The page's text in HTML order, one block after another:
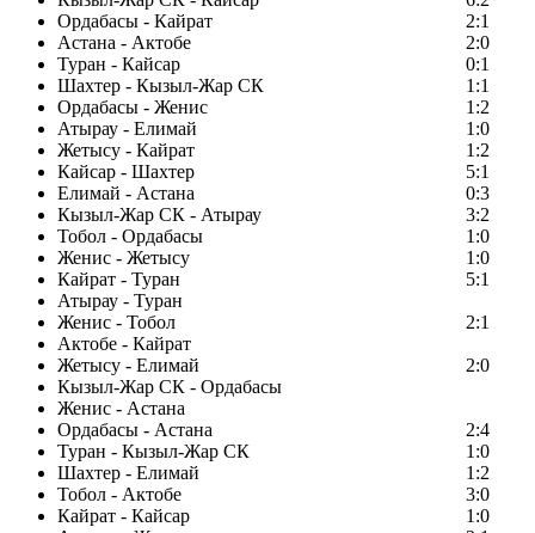
Ордабасы - Кайрат
2:1
Астана - Актобе
2:0
Туран - Кайсар
0:1
Шахтер - Кызыл-Жар СК
1:1
Ордабасы - Женис
1:2
Атырау - Елимай
1:0
Жетысу - Кайрат
1:2
Кайсар - Шахтер
5:1
Елимай - Астана
0:3
Кызыл-Жар СК - Атырау
3:2
Тобол - Ордабасы
1:0
Женис - Жетысу
1:0
Кайрат - Туран
5:1
Атырау - Туран
Женис - Тобол
2:1
Актобе - Кайрат
Жетысу - Елимай
2:0
Кызыл-Жар СК - Ордабасы
Женис - Астана
Ордабасы - Астана
2:4
Туран - Кызыл-Жар СК
1:0
Шахтер - Елимай
1:2
Тобол - Актобе
3:0
Кайрат - Кайсар
1:0